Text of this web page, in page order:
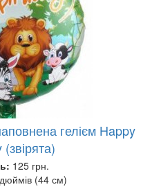
гелієм Happy
125 грн.
(44 см)